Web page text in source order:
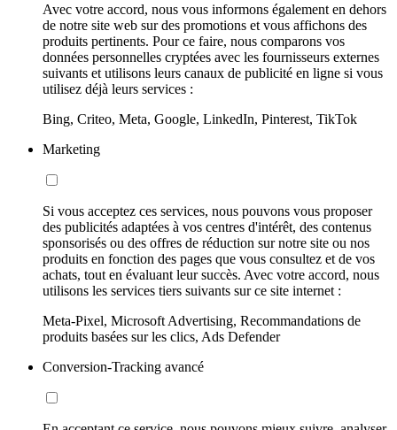
Avec votre accord, nous vous informons également en dehors
de notre site web sur des promotions et vous affichons des
produits pertinents. Pour ce faire, nous comparons vos
données personnelles cryptées avec les fournisseurs externes
suivants et utilisons leurs canaux de publicité en ligne si vous
utilisez déjà leurs services :
Bing, Criteo, Meta, Google, LinkedIn, Pinterest, TikTok
Marketing
Si vous acceptez ces services, nous pouvons vous proposer
des publicités adaptées à vos centres d'intérêt, des contenus
sponsorisés ou des offres de réduction sur notre site ou nos
produits en fonction des pages que vous consultez et de vos
achats, tout en évaluant leur succès. Avec votre accord, nous
utilisons les services tiers suivants sur ce site internet :
Meta-Pixel, Microsoft Advertising, Recommandations de
produits basées sur les clics, Ads Defender
Conversion-Tracking avancé